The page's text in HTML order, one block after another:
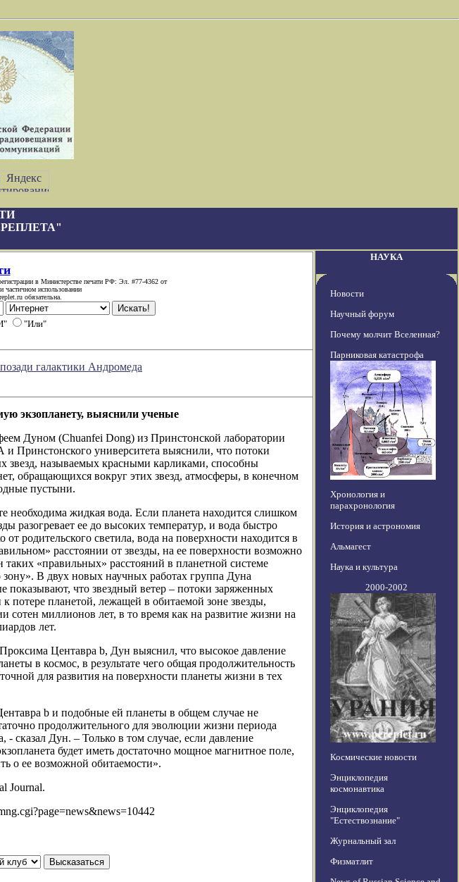
в Министерстве печати РФ: Эл. #77-4362 от
использовании
обязательна.
"Или"
галактики Андромеда
экзопланету, выяснили ученые
Дуном (Chuanfei Dong) из Принстонской лаборатории
Принстонского университета выяснили, что потоки
звезд, называемых красными карликами, способны
обращающихся вокруг этих звезд, атмосферы, в конечном
пустыни.
необходима жидкая вода. Если планета находится слишком
разогревает ее до высоких температур, и вода быстро
родительского светила, вода на поверхности находится в
расстоянии от звезды, на ее поверхности возможно
«правильных» расстояний в планетной системе
В двух новых научных работах группа Дуна
показывают, что звездный ветер – потоки заряженных
потере планетой, лежащей в обитаемой зоне звезды,
сотен миллионов лет, в то время как на развитие жизни на
лет.
Центавра b, Дун выяснил, что высокое давление
в космос, в результате чего общая продолжительность
для развития на поверхности планеты жизни в тех
b и подобные ей планеты в общем случае не
продолжительного для эволюции жизни периода
сказал Дун. – Только в том случае, если давление
будет иметь достаточно мощное магнитное поле,
о ее возможной обитаемости».
Journal.
НАУКА
Новости
Научный форум
Почему молчит Вселенная?
Парниковая катастрофа
Хронология и
парахронология
История и астрономия
Альмагест
Наука и культура
2000-2002
Космические новости
Энциклопедия
космонавтика
Энциклопедия
"Естествознание"
Журнальный зал
Физматлит